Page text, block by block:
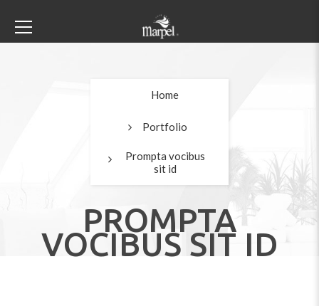
PROMPTA
VOCIBUS SIT ID
Home
Portfolio
Prompta vocibus
sit id